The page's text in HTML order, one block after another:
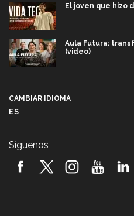
El joven que hizo
Aula Futura:
(video)
2026! (video)
CAMBIAR IDIOMA
ES
Síguenos